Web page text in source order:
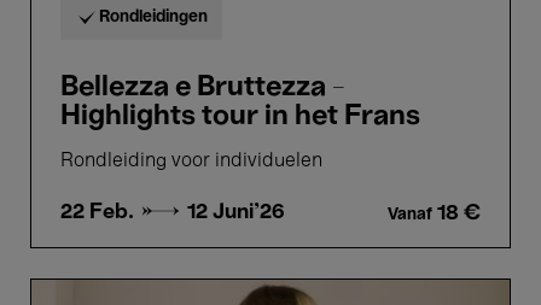
Rondleidingen
Bellezza e Bruttezza -
Highlights tour in het Frans
Rondleiding voor individuelen
22 Feb. → 12 Juni'26 Vanaf 18 €